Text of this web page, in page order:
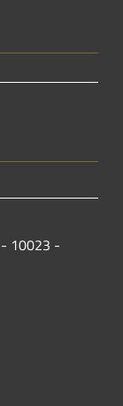
- 10023 -